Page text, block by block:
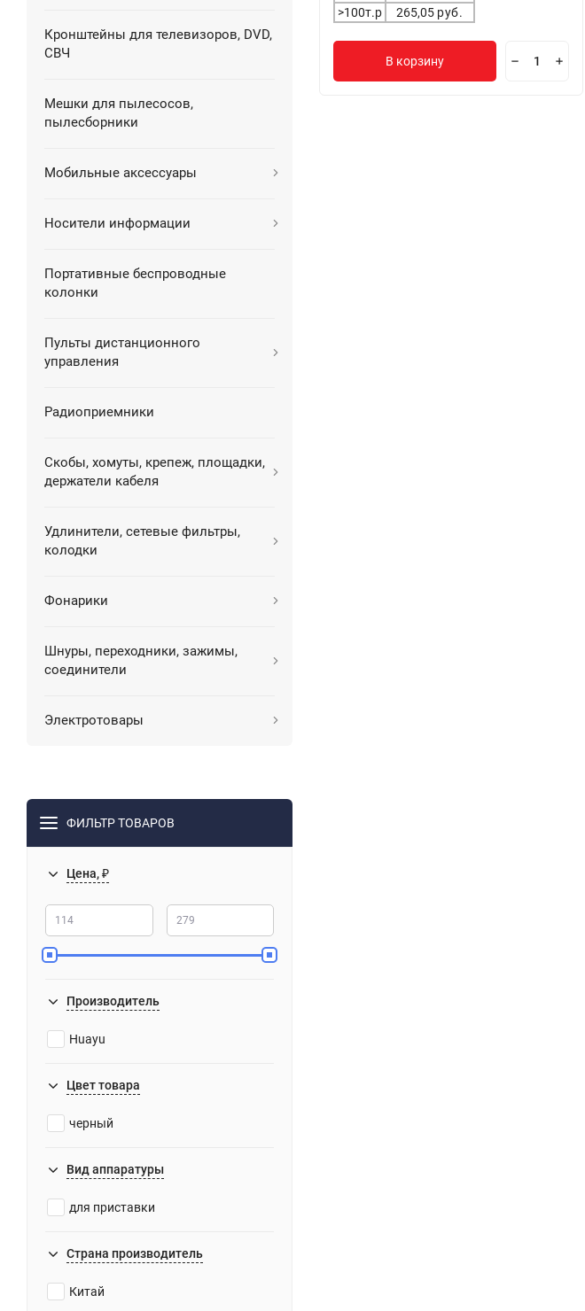
Кронштейны для телевизоров, DVD,
СВЧ
Мешки для пылесосов,
пылесборники
Мобильные аксессуары
Носители информации
Портативные беспроводные
колонки
Пульты дистанционного
управления
Радиоприемники
Скобы, хомуты, крепеж, площадки,
держатели кабеля
Удлинители, сетевые фильтры,
колодки
Фонарики
Шнуры, переходники, зажимы,
соединители
Электротовары
ФИЛЬТР ТОВАРОВ
Цена, ₽
Производитель
Huayu
Цвет товара
черный
Вид аппаратуры
для приставки
Страна производитель
Китай
>100т.р 265,05 руб.
В корзину